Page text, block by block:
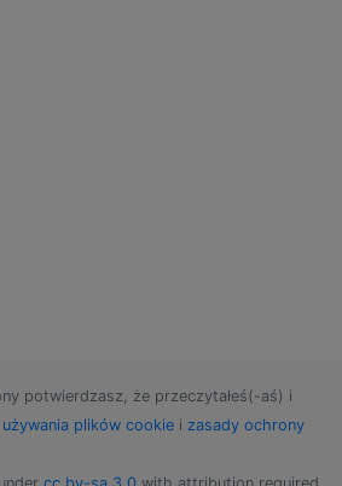
potwierdzasz, że przeczytałeś(-aś) i
plików cookie i zasady ochrony